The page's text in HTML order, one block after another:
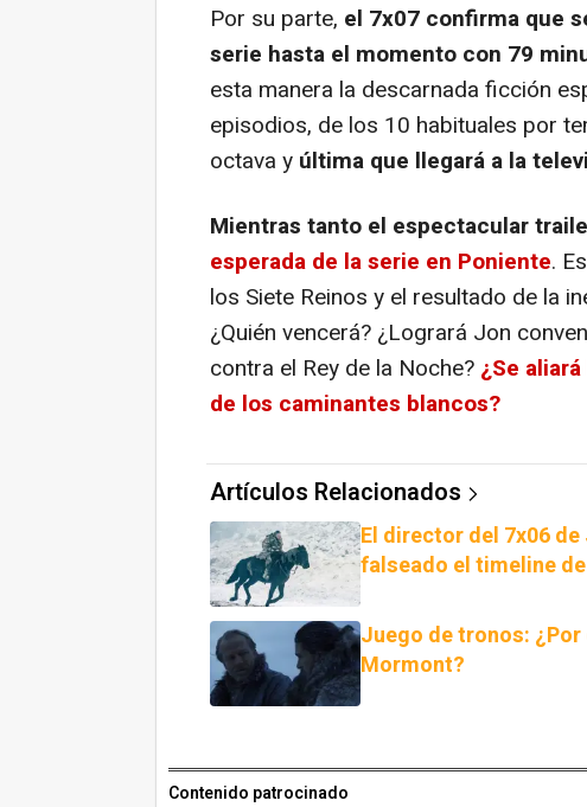
Por su parte, el 7x07 confirma que
serie hasta el momento con 79
esta manera la descarnada ficción
episodios, de los 10 habituales por
octava y última que llegará a la
Mientras tanto el espectacular
esperada de la serie en Poniente.
los Siete Reinos y el resultado de la
¿Quién vencerá? ¿Logrará Jon
contra el Rey de la Noche? ¿Se
de los caminantes blancos?
Artículos Relacionados
El director del 7x06
falseado el timeline
Juego de tronos:
Mormont?
Contenido patrocinado